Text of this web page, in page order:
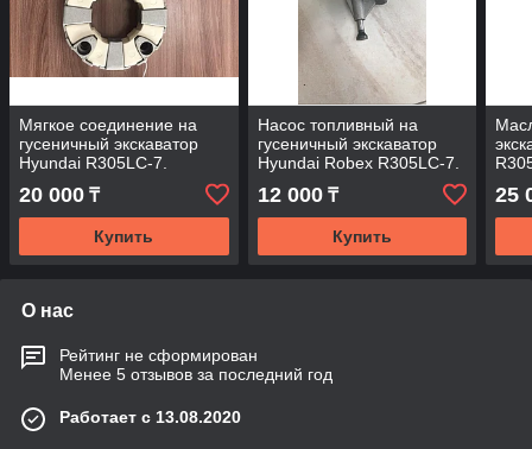
Мягкое соединение на
гусеничный экскаватор
Hyundai R305LC-7.
20 000 ₸
Купить
Насос топливный на
гусеничный экскаватор
Hyundai Robex R305LC-7.
12 000₸
Купить
25
О нас
Рейтинг не сформирован
Менее 5 отзывов за последний год
Работает с 13.08.2020